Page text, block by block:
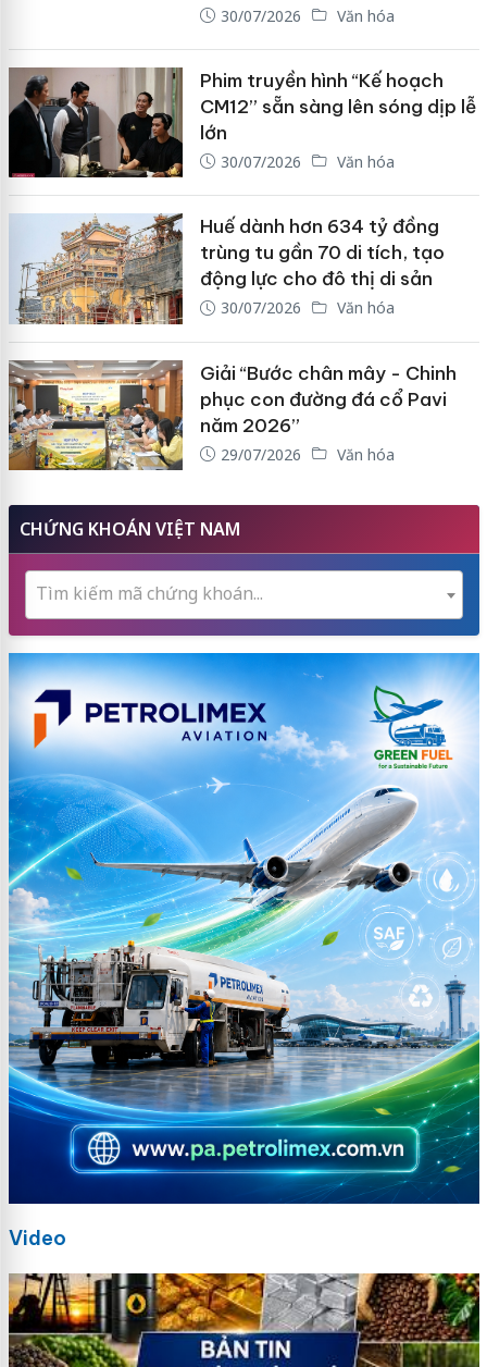
30/07/2026 Văn hóa
Phim truyền hình “Kế hoạch
CM12” sẵn sàng lên sóng dịp lễ
lớn
30/07/2026 Văn hóa
Huế dành hơn 634 tỷ đồng
trùng tu gần 70 di tích, tạo
động lực cho đô thị di sản
30/07/2026 Văn hóa
Giải “Bước chân mây - Chinh
phục con đường đá cổ Pavi
năm 2026”
29/07/2026 Văn hóa
CHỨNG KHOÁN VIỆT NAM
Tìm kiếm mã chứng khoán...
Video